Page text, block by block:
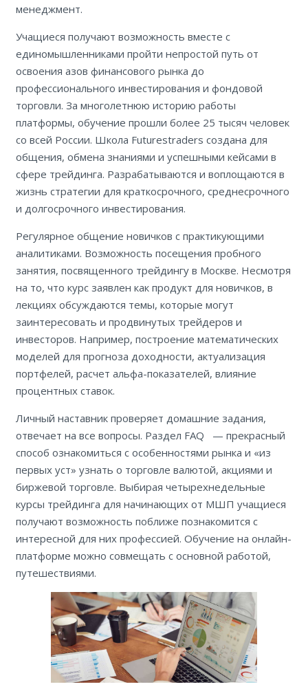
менеджмент.
Учащиеся получают возможность вместе с
единомышленниками пройти непростой путь от
освоения азов финансового рынка до
профессионального инвестирования и фондовой
торговли. За многолетнюю историю работы
платформы, обучение прошли более 25 тысяч человек
со всей России. Школа Futurestraders создана для
общения, обмена знаниями и успешными кейсами в
сфере трейдинга. Разрабатываются и воплощаются в
жизнь стратегии для краткосрочного, среднесрочного
и долгосрочного инвестирования.
Регулярное общение новичков с практикующими
аналитиками. Возможность посещения пробного
занятия, посвященного трейдингу в Москве. Несмотря
на то, что курс заявлен как продукт для новичков, в
лекциях обсуждаются темы, которые могут
заинтересовать и продвинутых трейдеров и
инвесторов. Например, построение математических
моделей для прогноза доходности, актуализация
портфелей, расчет альфа-показателей, влияние
процентных ставок.
Личный наставник проверяет домашние задания,
отвечает на все вопросы. Раздел FAQ — прекрасный
способ ознакомиться с особенностями рынка и «из
первых уст» узнать о торговле валютой, акциями и
биржевой торговле. Выбирая четырехнедельные
курсы трейдинга для начинающих от МШП учащиеся
получают возможность поближе познакомится с
интересной для них профессией. Обучение на онлайн-
платформе можно совмещать с основной работой,
путешествиями.